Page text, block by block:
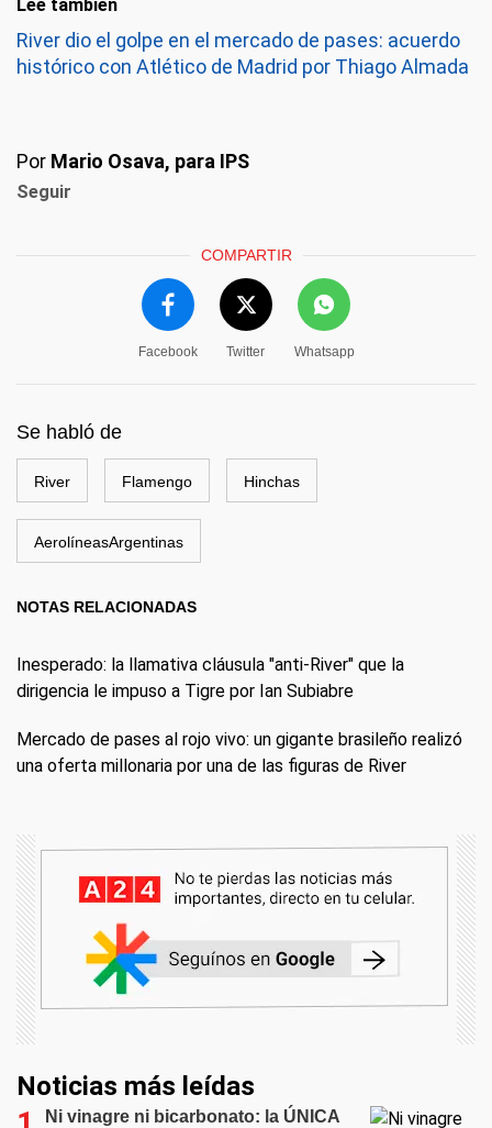
Leé también
River dio el golpe en el mercado de pases: acuerdo
histórico con Atlético de Madrid por Thiago Almada
Por Mario Osava, para IPS
Seguir
COMPARTIR
Facebook Twitter Whatsapp
Se habló de
River Flamengo Hinchas
AerolíneasArgentinas
NOTAS RELACIONADAS
Inesperado: la llamativa cláusula "anti-River" que la
dirigencia le impuso a Tigre por Ian Subiabre
Mercado de pases al rojo vivo: un gigante brasileño realizó
una oferta millonaria por una de las figuras de River
Noticias más leídas
Ni vinagre ni bicarbonato: la ÚNICA